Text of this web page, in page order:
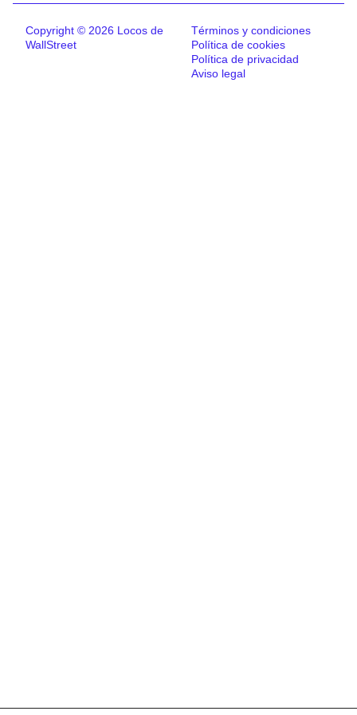
Copyright © 2026 Locos de
WallStreet
Términos y condiciones
Política de cookies
Política de privacidad
Aviso legal